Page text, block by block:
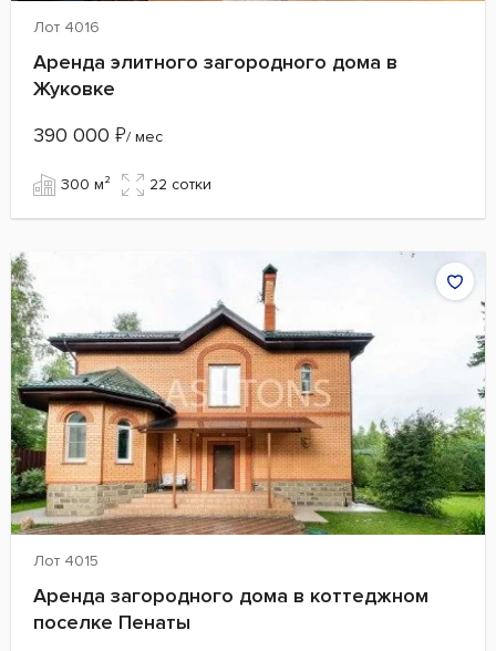
Лот 4016
Аренда элитного загородного дома в
Жуковке
390 000 ₽/ мес
300 м² 22 сотки
Лот 4015
Аренда загородного дома в коттеджном
поселке Пенаты